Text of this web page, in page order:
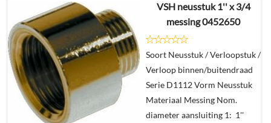
€ 10,67
€7,77
Details
In
winkelmand
VSH neusstuk 1'' x 3/4
messing 0452650
Soort Neusstuk / Verloopstuk /
Verloop binnen/buitendraad
Serie D1112 Vorm Neusstuk
Materiaal Messing Nom.
diameter aansluiting 1: 1''